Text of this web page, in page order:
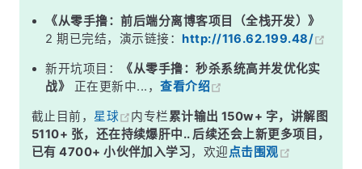
总结
《从零手撸：前后端分离博客项目（全栈开发）》
2 期已完结，演示链接： http://116.62.199.48/
新开坑项目：
《从零手撸：秒杀系统高并发优化实
战》
正在更新中...，查看介绍
截止目前， 星球 内专栏累计输出 150w+ 字，讲解图
5110+ 张，还在持续爆肝中.. 后续还会上新更多项目，
已有 4700+ 小伙伴加入学习，欢迎点击围观